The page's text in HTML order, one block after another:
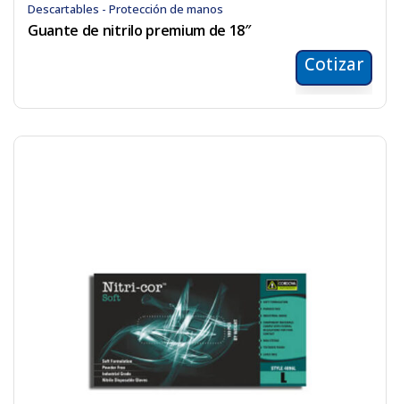
Descartables - Protección de manos
Guante de nitrilo premium de 18″
Cotizar